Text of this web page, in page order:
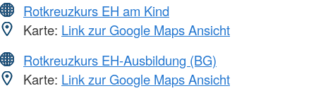
Rotkreuzkurs EH am Kind
Karte: Link zur Google Maps Ansicht
Rotkreuzkurs EH-Ausbildung (BG)
Karte: Link zur Google Maps Ansicht